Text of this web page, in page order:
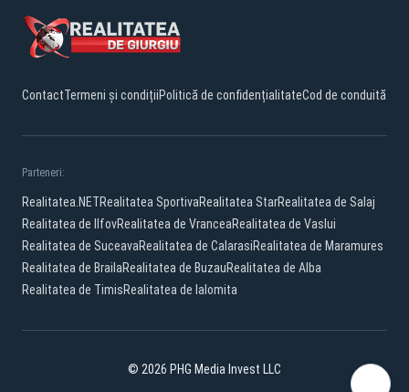
ContactTermeni și condițiiPolitică de confidențialitateCod de conduită
Parteneri:
Realitatea.NETRealitatea SportivaRealitatea StarRealitatea de Salaj
Realitatea de IlfovRealitatea de VranceaRealitatea de Vaslui
Realitatea de SuceavaRealitatea de CalarasiRealitatea de Maramures
Realitatea de BrailaRealitatea de BuzauRealitatea de Alba
Realitatea de TimisRealitatea de Ialomita
© 2026 PHG Media Invest LLC